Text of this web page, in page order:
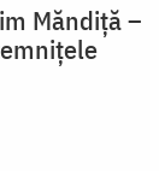
Măndiță –